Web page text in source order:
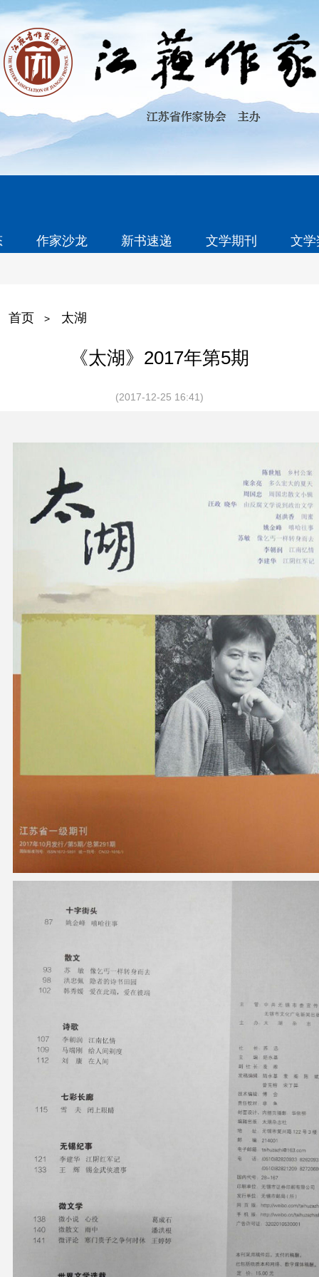
作家沙龙 新书速递 文学期刊 文
首页 > 太湖
《太湖》2017年第5期
(2017-12-25 16:41)